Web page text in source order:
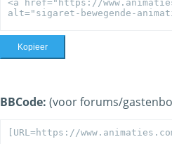
Kopieer
BBCode: (voor forums/